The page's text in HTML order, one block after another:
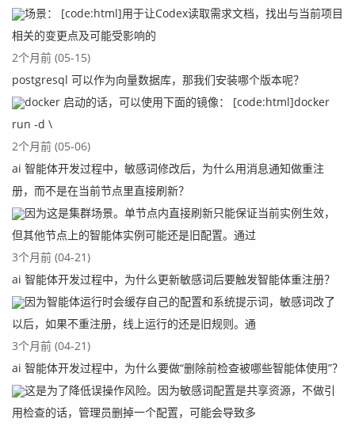
场景： [code:html]用于让Codex读取需求文档，找出与当前项目
相关的变更点及可能受影响的
2个月前 (05-15)
postgresql 可以作为向量数据库，那我们安装哪个版本呢？
docker 启动的话，可以使用下面的镜像： [code:html]docker
run -d \
2个月前 (05-06)
ai 智能体开发过程中，敏感词修改后，为什么用消息通知做重注
册，而不是在当前节点里直接刷新？
因为这是集群场景。单节点内直接刷新只能保证当前实例生效，
但其他节点上的智能体实例可能还是旧配置。通过
3个月前 (04-21)
ai 智能体开发过程中，为什么更新敏感词后要触发智能体重注册？
因为智能体运行时会缓存自己的配置和系统提示词，敏感词改了
以后，如果不重注册，线上运行的还是旧规则。通
3个月前 (04-21)
ai 智能体开发过程中，为什么要做“删除前检查被哪些智能体使用”？
这是为了降低误操作风险。因为敏感词配置是共享资源，不做引
用检查的话，管理员删掉一个配置，可能会导致多